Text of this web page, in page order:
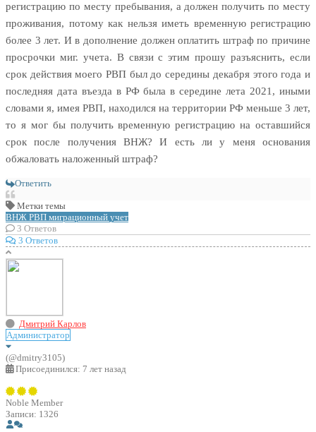
регистрацию по месту пребывания, а должен получить по месту
проживания, потому как нельзя иметь временную регистрацию
более 3 лет. И в дополнение должен оплатить штраф по причине
просрочки миг. учета. В связи с этим прошу разъяснить, если
срок действия моего РВП был до середины декабря этого года и
последняя дата въезда в РФ была в середине лета 2021, иными
словами я, имея РВП, находился на территории РФ меньше 3 лет,
то я мог бы получить временную регистрацию на оставшийся
срок после получения ВНЖ? И есть ли у меня основания
обжаловать наложенный штраф?
Ответить
Метки темы
ВНЖ РВП миграционный учет
3 Ответов
3 Ответов
Дмитрий Карлов
Администратор
(@dmitry3105)
Присоединился: 7 лет назад
Noble Member
Записи: 1326